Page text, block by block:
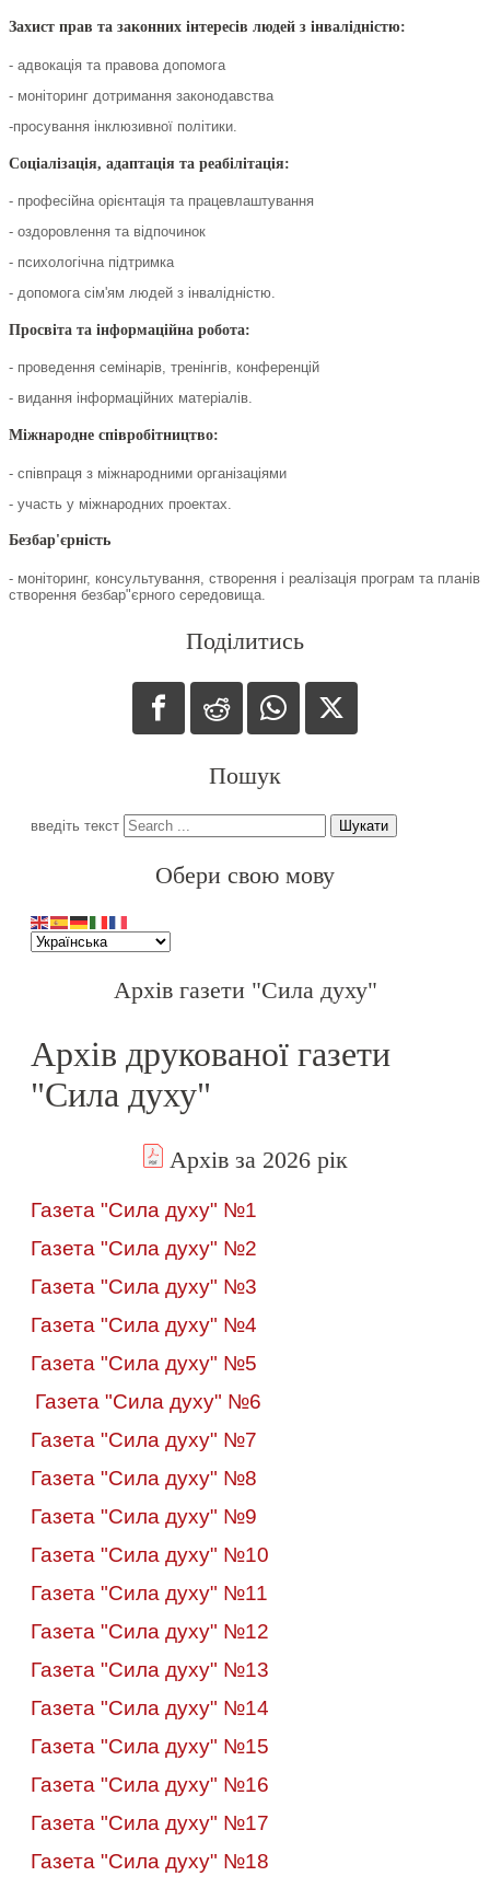
Захист прав та законних інтересів людей з інвалідністю:
- адвокація та правова допомога
- моніторинг дотримання законодавства
-просування інклюзивної політики.
Соціалізація, адаптація та реабілітація:
- професійна орієнтація та працевлаштування
- оздоровлення та відпочинок
- психологічна підтримка
- допомога сім'ям людей з інвалідністю.
Просвіта та інформаційна робота:
- проведення семінарів, тренінгів, конференцій
- видання інформаційних матеріалів.
Міжнародне співробітництво:
- співпраця з міжнародними організаціями
- участь у міжнародних проектах.
Безбар'єрність
- моніторинг, консультування, створення і реалізація програм та планів
створення безбар"єрного середовища.
Поділитись
Пошук
введіть текст Шукати
Обери свою мову
Архів газети "Сила духу"
Архів друкованої газети
"Сила духу"
Архів за 2026 рік
Газета "Сила духу" №1
Газета "Сила духу" №2
Газета "Сила духу" №3
Газета "Сила духу" №4
Газета "Сила духу" №5
Газета "Сила духу" №6
Газета "Сила духу" №7
Газета "Сила духу" №8
Газета "Сила духу" №9
Газета "Сила духу" №10
Газета "Сила духу" №11
Газета "Сила духу" №12
Газета "Сила духу" №13
Газета "Сила духу" №14
Газета "Сила духу" №15
Газета "Сила духу" №16
Газета "Сила духу" №17
Газета "Сила духу" №18